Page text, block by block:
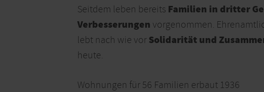
Seitdem leben bereits Familien in dritter
Verbesserungen vorgenommen.
lebt nach wie vor Solidarität und
heute.
Wohnungen für 56 Familien erbaut 1936